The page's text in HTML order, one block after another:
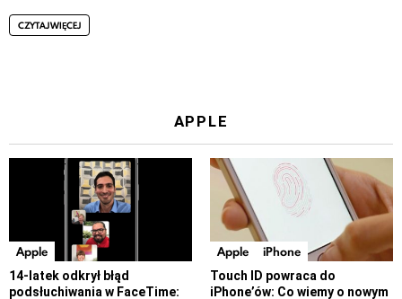
CZYTAJ WIĘCEJ
APPLE
Apple
14-latek odkrył błąd
podsłuchiwania w FaceTime:
Apple iPhone
Touch ID powraca do
iPhone’ów: Co wiemy o nowym